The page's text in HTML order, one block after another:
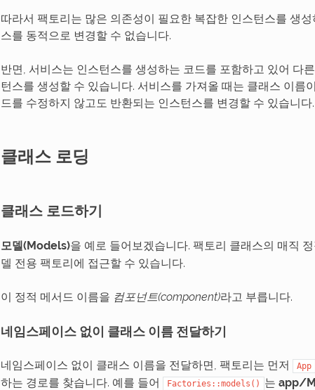
따라서 팩토리는 많은 의존성이 필요한 복잡한 인스턴스를 생
스를 동적으로 변경할 수 없습니다.
반면, 서비스는 인스턴스를 생성하는 코드를 포함하고 있어 다
턴스를 생성할 수 있습니다. 서비스를 가져올 때는 클래스 이름
드를 수정하지 않고도 반환되는 인스턴스를 변경할 수 있습니다.
클래스 로딩
클래스 로드하기
모델(Models)을 예로 들어보겠습니다. 팩토리 클래스의 매직
델 전용 팩토리에 접근할 수 있습니다.
이 정적 메서드 이름을 컴포넌트(component)라고 부릅니다.
네임스페이스 없이 클래스 이름 전달하기
네임스페이스 없이 클래스 이름을 전달하면, 팩토리는 먼저 App
하는 경로를 찾습니다. 예를 들어
Factories::models() 는 app/